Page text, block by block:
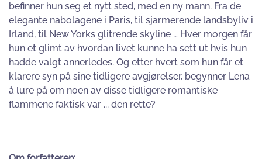
befinner hun seg et nytt sted, med en ny mann. Fra de
elegante nabolagene i Paris, til sjarmerende landsbyliv i
Irland, til New Yorks glitrende skyline … Hver morgen får
hun et glimt av hvordan livet kunne ha sett ut hvis hun
hadde valgt annerledes. Og etter hvert som hun får et
klarere syn på sine tidligere avgjørelser, begynner Lena
å lure på om noen av disse tidligere romantiske
flammene faktisk var ... den rette?